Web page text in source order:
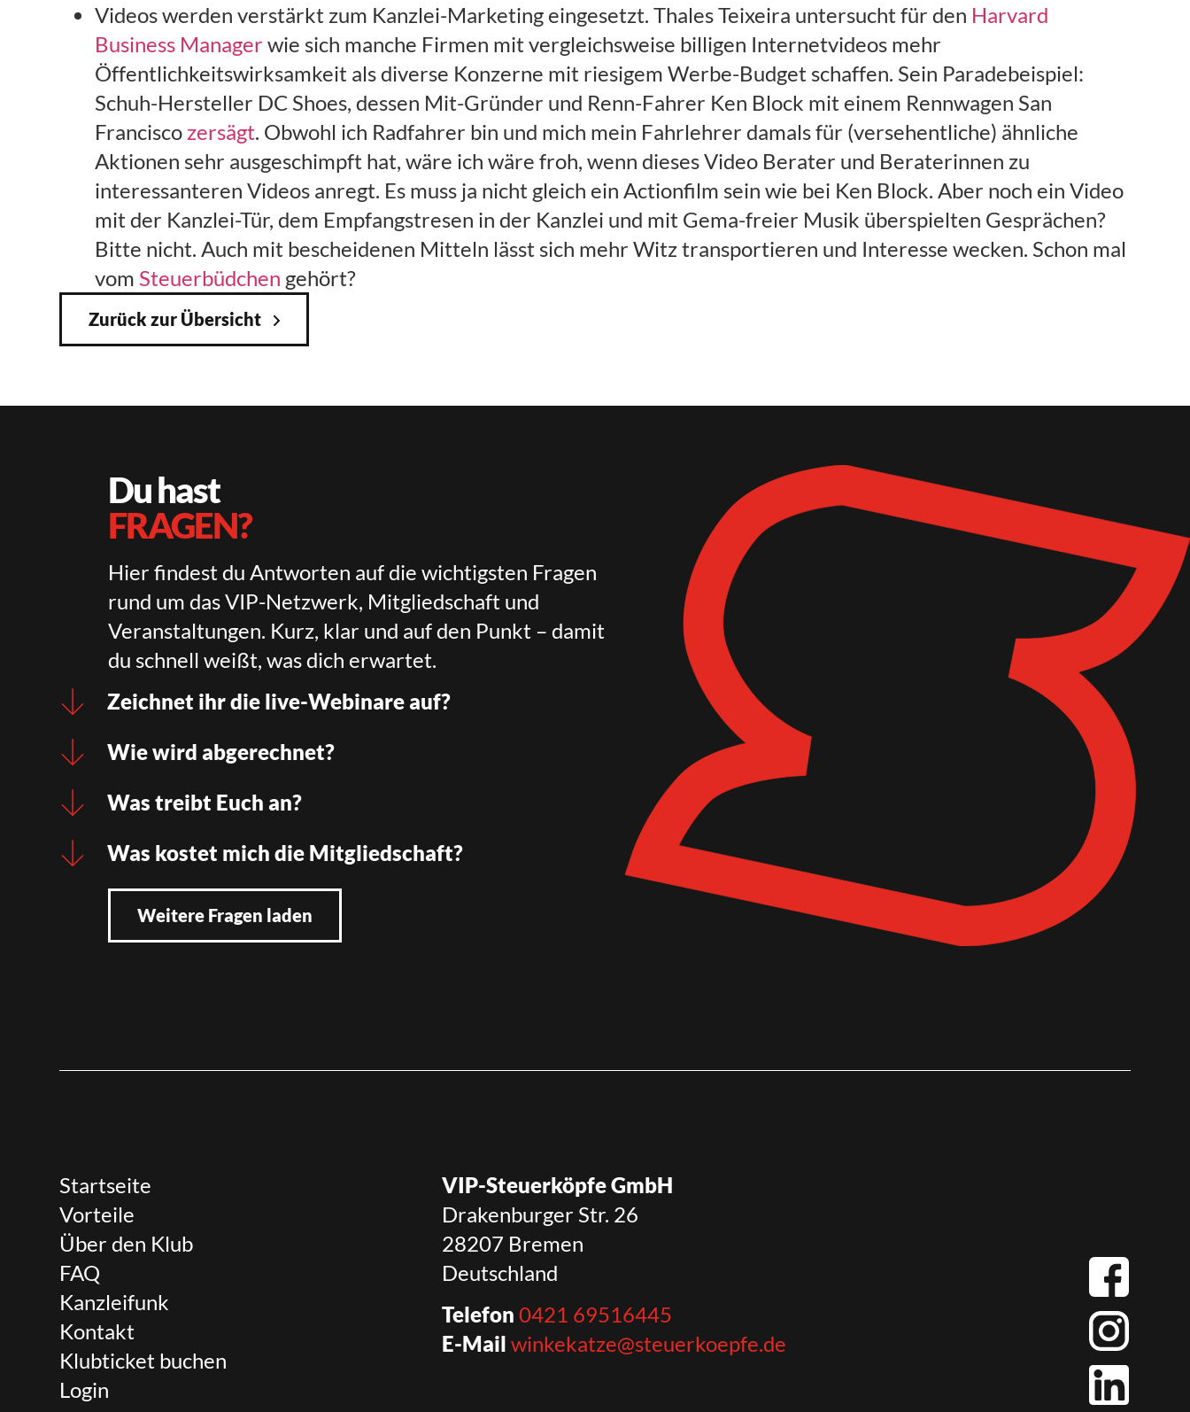
Videos werden verstärkt zum Kanzlei-Marketing eingesetzt. Thales Teixeira untersucht für den Harvard
Business Manager wie sich manche Firmen mit vergleichsweise billigen Internetvideos mehr
Öffentlichkeitswirksamkeit als diverse Konzerne mit riesigem Werbe-Budget schaffen. Sein Paradebeispiel:
Schuh-Hersteller DC Shoes, dessen Mit-Gründer und Renn-Fahrer Ken Block mit einem Rennwagen San
Francisco zersägt. Obwohl ich Radfahrer bin und mich mein Fahrlehrer damals für (versehentliche) ähnliche
Aktionen sehr ausgeschimpft hat, wäre ich wäre froh, wenn dieses Video Berater und Beraterinnen zu
interessanteren Videos anregt. Es muss ja nicht gleich ein Actionfilm sein wie bei Ken Block. Aber noch ein Video
mit der Kanzlei-Tür, dem Empfangstresen in der Kanzlei und mit Gema-freier Musik überspielten Gesprächen?
Bitte nicht. Auch mit bescheidenen Mitteln lässt sich mehr Witz transportieren und Interesse wecken. Schon mal
vom Steuerbüdchen gehört?
Zurück zur Übersicht
Du hast
FRAGEN?
Hier findest du Antworten auf die wichtigsten Fragen
rund um das VIP-Netzwerk, Mitgliedschaft und
Veranstaltungen. Kurz, klar und auf den Punkt – damit
du schnell weißt, was dich erwartet.
Zeichnet ihr die live-Webinare auf?
Wie wird abgerechnet?
Was treibt Euch an?
Was kostet mich die Mitgliedschaft?
Weitere Fragen laden
Startseite
Vorteile
Über den Klub
FAQ
Kanzleifunk
Kontakt
Klubticket buchen
Login
VIP-Steuerköpfe GmbH
Drakenburger Str. 26
28207 Bremen
Deutschland
Telefon 0421 69516445
E-Mail winkekatze@steuerkoepfe.de